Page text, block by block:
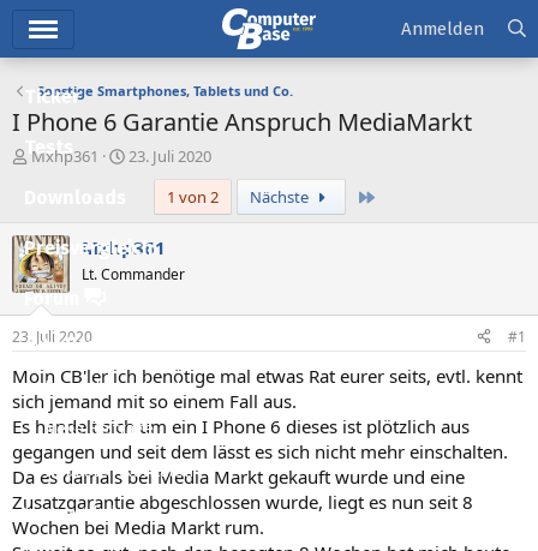
Ticker
Tests
Preisvergleich
Forum
Aktuelles
Empfohlene Inhalte
Neue Beiträge
Neueste Aktivitäten
Leserartikel
Anmelden
Sonstige Smartphones, Tablets und Co.
I Phone 6 Garantie Anspruch MediaMarkt
E
e
l
l
e
Mxhp361
E
e
l
m
23. Juli 2020
1 von 2
Nächste
Mxhp361
Lt. Commander
23. Juli 2020 #1
Moin CB'ler ich benötige mal etwas Rat eurer seits, evtl. kennt
sich jemand mit so einem Fall aus.
Es handelt sich um ein I Phone 6 dieses ist plötzlich aus
gegangen und seit dem lässt es sich nicht mehr einschalten.
Da es damals bei Media Markt gekauft wurde und eine
Zusatzgarantie abgeschlossen wurde, liegt es nun seit 8
Wochen bei Media Markt rum.